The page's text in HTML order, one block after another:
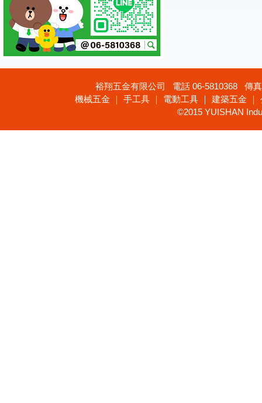
裕翔五金有限公司 電話 06-5810368 傳
機械五金 ｜ 手工具 ｜ 電動工具 ｜ 建築五金
©2015 YUISHAN